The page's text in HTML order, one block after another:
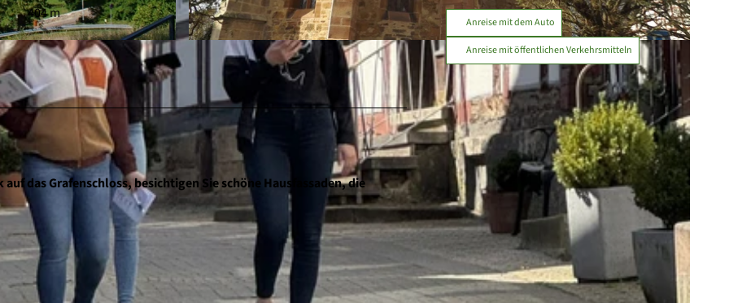
© Edersee | Deine Region: wild, bunt, gesund.
404 m
das Grafenschloss, besichtigen Sie schöne Hausfassaden, die
Anreise mit dem Auto
Anreise mit öffentlichen Verkehrsmitteln